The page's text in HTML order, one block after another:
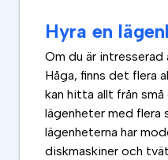
Hyra en
Om du är intresserad
Håga, finns det flera
kan hitta allt från
lägenheter med flera
lägenheterna har
diskmaskiner och